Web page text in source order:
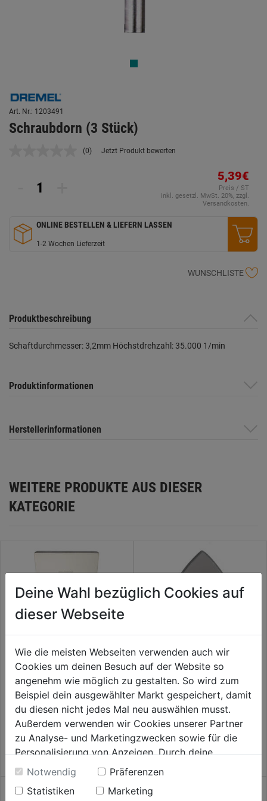
Art. Nr.: 1203491
Schraubdorn (3 Stück)
Kein
(0) Jetzt Produkt bewerten
5,39€
Preis / ST
inkl. gesetzl. MwSt. 20%, zzgl.
Versandkosten.
ONLINE BESTELLEN & LIEFERN LASSEN
1-2 Wochen Lieferzeit
WUNSCHLISTE
Produktbeschreibung
Schaftdurchmesser: 3,2mm Höchstdrehzahl: 35.000 1/min
Produktinformationen
Herstellerinformationen
WEITERE PRODUKTE AUS DIESER
KATEGORIE
Schaberblatt f. WB 18V-MFW
CPF
0.0 (0)
0.0
von
5,99€
Schleifschuh f. WB 18V-MFW
CPF
0.0 (0)
0.0
von
5
5,99€
Deine Wahl bezüglich Cookies auf
dieser Webseite
Wie die meisten Webseiten verwenden auch wir
Cookies um deinen Besuch auf der Website so
angenehm wie möglich zu gestalten. So wird zum
Beispiel dein ausgewählter Markt gespeichert, damit
du diesen nicht jedes Mal neu auswählen musst.
Außerdem verwenden wir Cookies unserer Partner
zu Analyse- und Marketingzwecken sowie für die
Personalisierung von Anzeigen. Durch deine
Einwilligung werden die Daten von Drittanbieter,
unter anderem auch in den USA, verarbeitet.
Durch Klick auf "Alle Cookies erlauben" stimmst du
Notwendig
Präferenzen
Statistiken
Marketing